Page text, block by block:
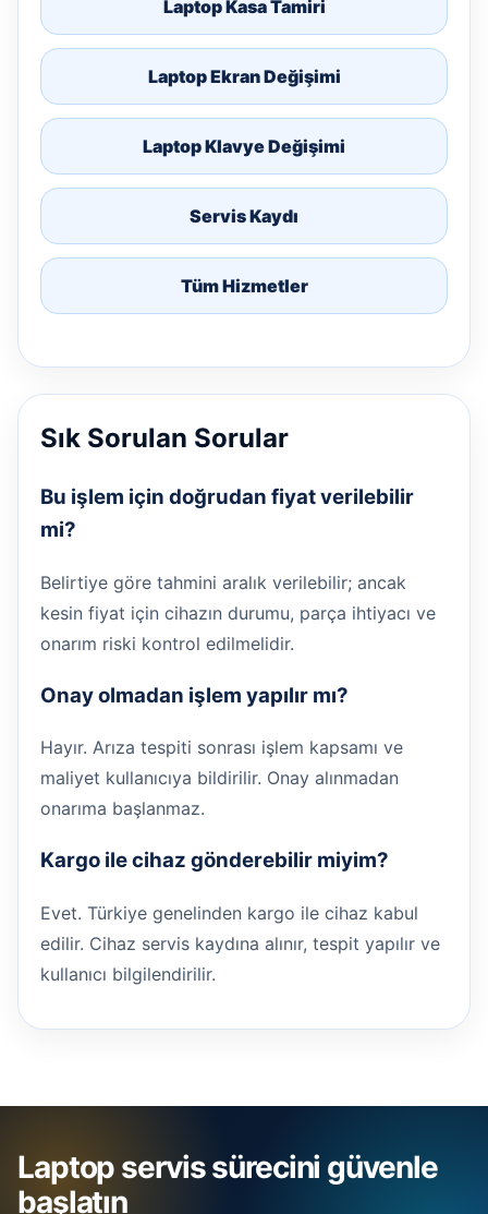
Laptop Kasa Tamiri
Laptop Ekran Değişimi
Laptop Klavye Değişimi
Servis Kaydı
Tüm Hizmetler
Sık Sorulan Sorular
Bu işlem için doğrudan fiyat verilebilir
mi?
Belirtiye göre tahmini aralık verilebilir; ancak
kesin fiyat için cihazın durumu, parça ihtiyacı ve
onarım riski kontrol edilmelidir.
Onay olmadan işlem yapılır mı?
Hayır. Arıza tespiti sonrası işlem kapsamı ve
maliyet kullanıcıya bildirilir. Onay alınmadan
onarıma başlanmaz.
Kargo ile cihaz gönderebilir miyim?
Evet. Türkiye genelinden kargo ile cihaz kabul
edilir. Cihaz servis kaydına alınır, tespit yapılır ve
kullanıcı bilgilendirilir.
Laptop servis sürecini güvenle
başlatın